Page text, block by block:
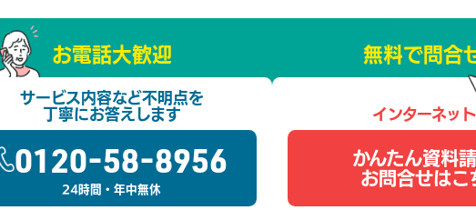
お電話大歓迎
サービス内容など不明点を
丁寧にお答えします
0120-58-8956
24時間 ・年中無休
無料で問合
インターネッ
かんたん資料
お問合せはこ